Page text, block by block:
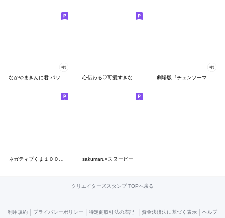
なかやまきんに君 パワー!!スタンプ 心伝わる♡可愛すぎない大人の長文スタンプ 劇場版『チェンソーマン レゼ篇』
sakumaru×スヌーピー
クリエイターズスタンプ TOPへ戻る
利用規約 | プライバシーポリシー | 特定商取引法の表記 | 資金決済法に基づく表示 | ヘルプ